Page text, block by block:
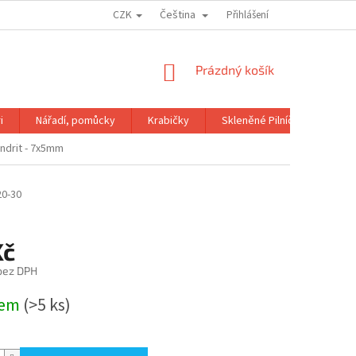
OBCHODNÍ PODMÍNKY GDPR
CZK Čeština Přihlášení
NÁKUPNÍ
Prázdný košík
Nářadí, pomůcky Krabičky Skleněné Pilníčky
- 7x5mm
30
DPH
(>5 ks)